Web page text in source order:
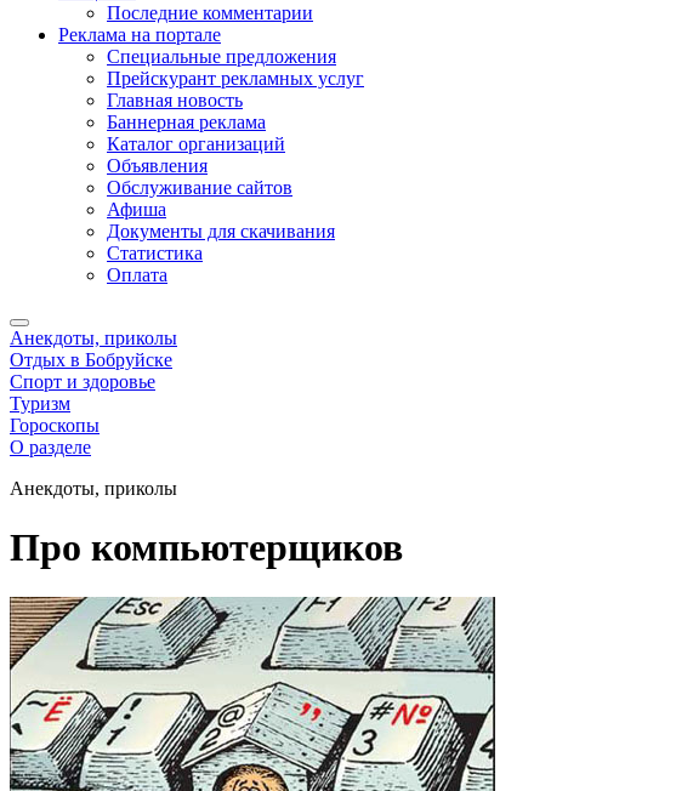
Последние комментарии
Реклама на портале
Специальные предложения
Прейскурант рекламных услуг
Главная новость
Баннерная реклама
Каталог организаций
Объявления
Обслуживание сайтов
Афиша
Документы для скачивания
Статистика
Оплата
Анекдоты, приколы
Отдых в Бобруйске
Спорт и здоровье
Туризм
Гороскопы
О разделе
Анекдоты, приколы
Про компьютерщиков